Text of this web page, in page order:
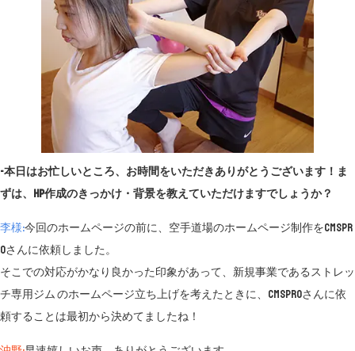
-本日はお忙しいところ、お時間をいただきありがとうございます！ま
ずは、HP作成のきっかけ・背景を教えていただけますでしょうか？
李様:今回のホームページの前に、空手道場のホームページ制作をCMSpr
oさんに依頼しました。
そこでの対応がかなり良かった印象があって、新規事業であるストレッ
チ専用ジム のホームページ立ち上げを考えたときに、CMSproさんに依
頼することは最初から決めてましたね！